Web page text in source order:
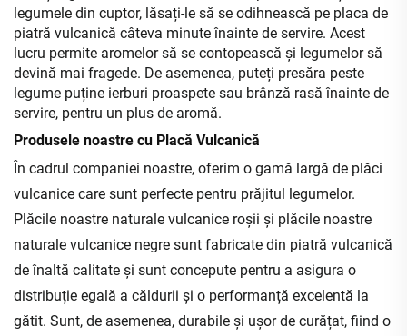
legumele din cuptor, lăsați-le să se odihnească pe placa de
piatră vulcanică câteva minute înainte de servire. Acest
lucru permite aromelor să se contopească și legumelor să
devină mai fragede. De asemenea, puteți presăra peste
legume puține ierburi proaspete sau brânză rasă înainte de
servire, pentru un plus de aromă.
Produsele noastre cu Placă Vulcanică
În cadrul companiei noastre, oferim o gamă largă de plăci
vulcanice care sunt perfecte pentru prăjitul legumelor.
Plăcile noastre naturale vulcanice roșii și plăcile noastre
naturale vulcanice negre sunt fabricate din piatră vulcanică
de înaltă calitate și sunt concepute pentru a asigura o
distribuție egală a căldurii și o performanță excelentă la
gătit. Sunt, de asemenea, durabile și ușor de curățat, fiind o